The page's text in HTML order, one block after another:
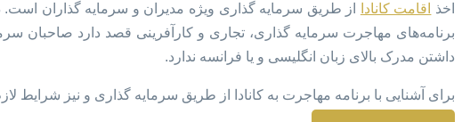
اخذ اقامت کانادا
از طریق سرمایه گذاری ویژه مدیران و سرمایه گذاران است.
برنامه‌های مهاجرت سرمایه گذاری، تجاری و کارآفرینی قصد دارد صاحبان
داشتن مدرک بالای زبان انگلیسی و یا فرانسه ندارد.
برای آشنایی با برنامه مهاجرت به کانادا از طریق سرمایه گذاری و نیز شرایط